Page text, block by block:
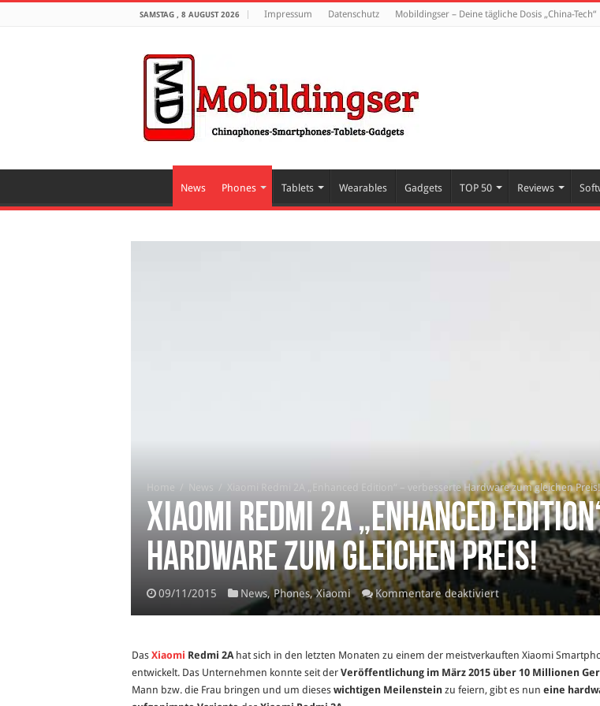
SAMSTAG , 8 AUGUST 2026 Impressum Datenschutz Mobildingser – Deine tägliche Dosis „China-Tech“
News Phones Tablets Wearables Gadgets TOP 50 Reviews
Home / News / Xiaomi Redmi 2A „Enhanced Edition“ – verbesserte Hardware zum gleichen Preis!
Xiaomi Redmi 2A „Enhanced
Hardware zum gleichen Preis!
09/11/2015 News, Phones,Xiaomi Kommentare deaktiviertfür
Xiaomi
„Enhanced
Edition“
–
Das Xiaomi Redmi 2Ahat sich in den letzten Monaten zu einem der meistverkauften Xiaomi
entwickelt. Das Unternehmen konnte seit der Veröffentlichung im März 2015 über 10 Millionen
Mann bzw. die Frau bringen und um dieses wichtigen Meilenstein zu feiern, gibt es nun eine